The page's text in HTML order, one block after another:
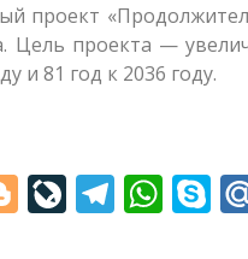
проект
Цель проекта —
и 81 год к 2036 году.
Bl
o
Li
v
T
el
W
h
S
k